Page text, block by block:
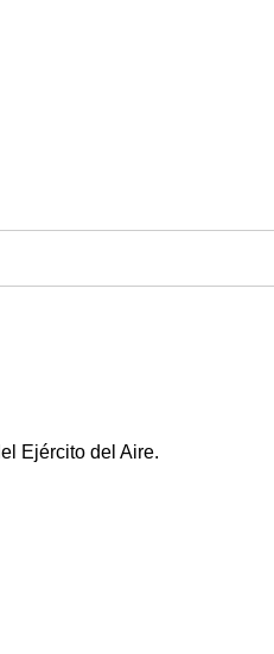
Ejército del Aire.